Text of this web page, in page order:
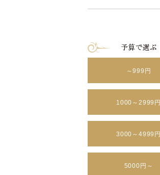
～999円
1000～2999円
3000～4999円
5000円～